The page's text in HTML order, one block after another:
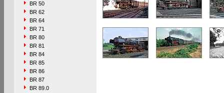
BR 50
BR 62
BR 64
BR 71
BR 80
BR 81
BR 84
BR 85
BR 86
BR 87
BR 89.0